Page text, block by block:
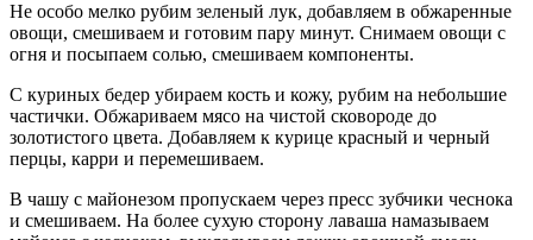
Не особо мелко рубим зеленый лук, добавляем в обжаренные
овощи, смешиваем и готовим пару минут. Снимаем овощи с
огня и посыпаем солью, смешиваем компоненты.
С куриных бедер убираем кость и кожу, рубим на небольшие
частички. Обжариваем мясо на чистой сковороде до
золотистого цвета. Добавляем к курице красный и черный
перцы, карри и перемешиваем.
В чашу с майонезом пропускаем через пресс зубчики чеснока
и смешиваем. На более сухую сторону лаваша намазываем